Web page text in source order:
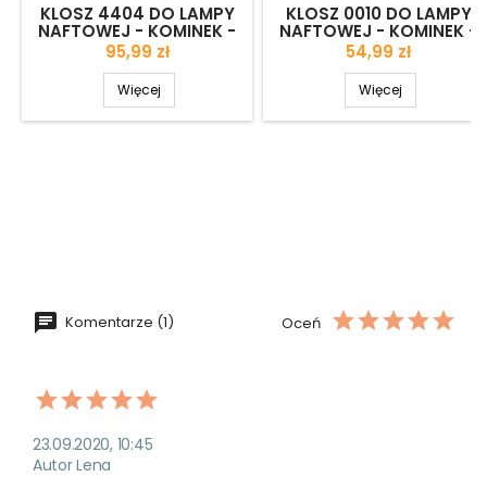
KLOSZ 4404 DO LAMPY
NAFTOWEJ - KOMINEK -
OTW. MONT. 39 MM
Cena
95,99 zł
Więcej
KLOSZ 0010 DO LAMPY
NAFTOWEJ - KOMINEK -
OTW. MONT. 55 MM
Cena
54,99 zł
Więcej
Komentarze (1) Oceń
23.09.2020, 10:45
Autor Lena